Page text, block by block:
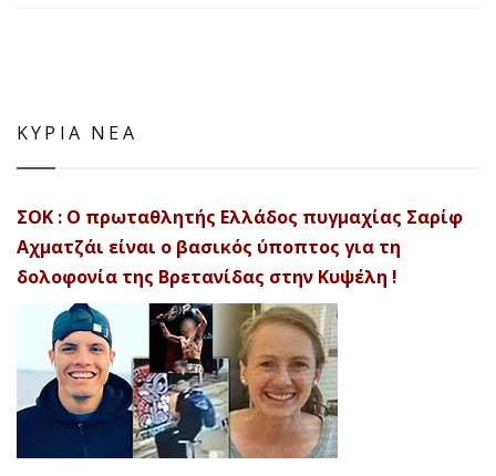
ΚΥΡΙΑ ΝΕΑ
ΣΟΚ : Ο πρωταθλητής Ελλάδος πυγμαχίας Σαρίφ
Αχματζάι είναι ο βασικός ύποπτος για τη
δολοφονία της Βρετανίδας στην Κυψέλη !